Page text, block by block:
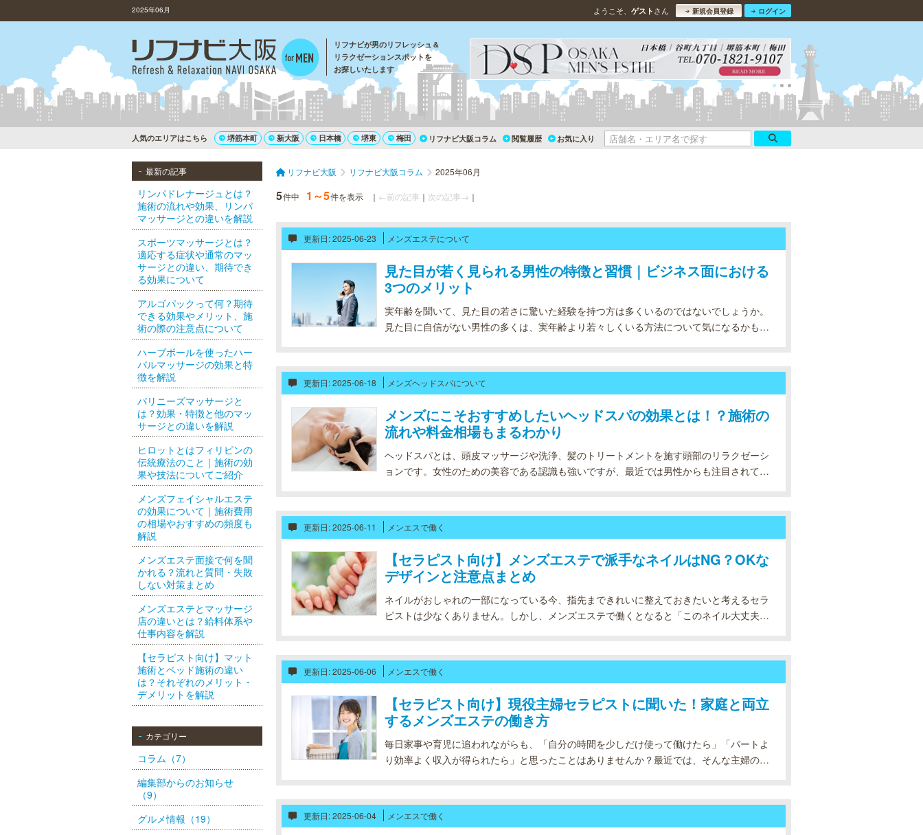
2025年06月 ようこそ、 ゲスト さん 新規会員登録 ログイン
リフナビが男のリフレッシュ＆
リラクゼーションスポットを
お探しいたします
人気のエリアはこちら 堺筋本町 新大阪 日本橋 堺東 梅田 リフナビ大阪コラム 閲覧履歴 お気に入り
最新の記事
リンパドレナージュとは？
施術の流れや効果、リンパ
マッサージとの違いを解説
スポーツマッサージとは？
適応する症状や通常のマッ
サージとの違い、期待でき
る効果について
アルゴパックって何？期待
できる効果やメリット、施
術の際の注意点について
ハーブボールを使ったハー
バルマッサージの効果と特
徴を解説
バリニーズマッサージと
は？効果・特徴と他のマッ
サージとの違いを解説
ヒロットとはフィリピンの
伝統療法のこと｜施術の効
果や技法についてご紹介
メンズフェイシャルエステ
の効果について｜施術費用
の相場やおすすめの頻度も
解説
メンズエステ面接で何を聞
かれる？流れと質問・失敗
しない対策まとめ
メンズエステとマッサージ
店の違いとは？給料体系や
仕事内容を解説
【セラピスト向け】マット
施術とベッド施術の違い
は？それぞれのメリット・
デメリットを解説
カテゴリー
コラム（7）
編集部からのお知らせ
（9）
グルメ情報（19）
リフナビ大阪 リフナビ大阪コラム 2025年06月
5件中 1～5件を表示 ｜ ←前の記事 ｜ 次の記事→ ｜
更新日: 2025-06-23 メンズエステについて
見た目が若く見られる男性の特徴と習慣｜ビジネス面における
3つのメリット
実年齢を聞いて、見た目の若さに驚いた経験を持つ方は多くいるのではないでしょうか。
見た目に自信がない男性の多くは、実年齢より若々しくいる方法について気になるかもし
更新日: 2025-06-18 メンズヘッドスパについて
メンズにこそおすすめしたいヘッドスパの効果とは！？施術の
流れや料金相場もまるわかり
ヘッドスパとは、頭皮マッサージや洗浄、髪のトリートメントを施す頭部のリラクゼーシ
ョンです。女性のための美容である認識も強いですが、最近では男性からも注目されてい
更新日: 2025-06-11 メンエスで働く
【セラピスト向け】メンズエステで派手なネイルはNG？OKな
デザインと注意点まとめ
ネイルがおしゃれの一部になっている今、指先まできれいに整えておきたいと考えるセラ
ピストは少なくありません。しかし、メンズエステで働くとなると「このネイル大丈夫か
更新日: 2025-06-06 メンエスで働く
【セラピスト向け】現役主婦セラピストに聞いた！家庭と両立
するメンズエステの働き方
毎日家事や育児に追われながらも、「自分の時間を少しだけ使って働けたら」「パートよ
り効率よく収入が得られたら」と思ったことはありませんか？最近では、そんな主婦の方
更新日: 2025-06-04 メンエスで働く